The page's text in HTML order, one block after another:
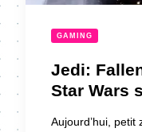
GAMING
Jedi:
Star Wars
Aujourd’hui, petit